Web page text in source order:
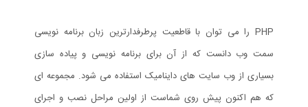
PHP را می توان با قاطعیت پرطرفدارترین زبان برنامه نویسی
سمت وب دانست که از آن برای برنامه نویسی و پیاده سازی
بسیاری از وب سایت های داینامیک استفاده می شود. مجموعه ای
که هم اکنون پیش روی شماست از اولین مراحل نصب و اجرای